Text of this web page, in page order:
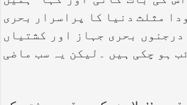
مثلث دنیا کا پراسرار بحری
درجنوں بحری جہاز اور کشتیاں
ہو چکی ہیں ۔لیکن یہ سب ماضی